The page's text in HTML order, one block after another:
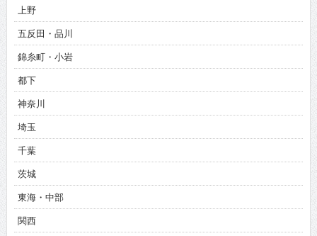
上野
五反田・品川
錦糸町・小岩
都下
神奈川
埼玉
千葉
茨城
東海・中部
関西